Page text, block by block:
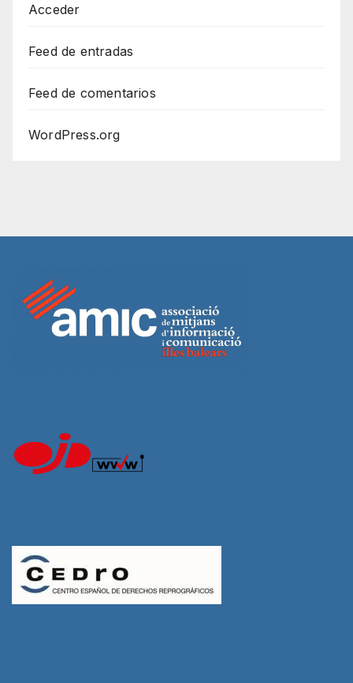
Acceder
Feed de entradas
Feed de comentarios
WordPress.org